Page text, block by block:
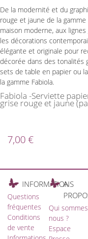
De la modernité et du
rouge et jaune de la
maison moderne, aux
les décorations
élégante et originale pour
décorée dans des tonalités
sets de table en papier ou
la gamme Fabiola.
Fabiola -Serviette
grise rouge et jaune
7,00 €
INFORMATIONS
Questions
fréquentes
Conditions
de vente
A
Qui sommes
nous ?
Espace